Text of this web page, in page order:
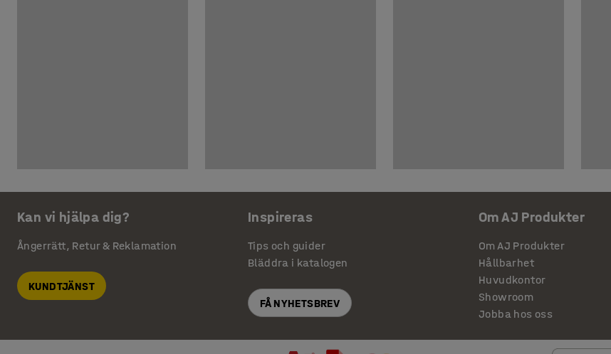
Kan vi hjälpa dig?
Ångerrätt, Retur & Reklamation
KUNDTJÄNST
Inspireras
Tips och guider
Bläddra i katalogen
FÅ NYHETSBREV
Om AJ Produkter
Om AJ Produkter
Hållbarhet
Huvudkontor
Showroom
Jobba hos oss